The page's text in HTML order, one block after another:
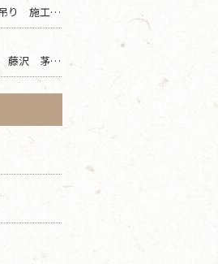
エアコン取り付け 天吊り 施工事例 海老名 厚木 大和 綾瀬 エリア
防犯カメラの現地調査 藤沢 茅ヶ崎 平塚 寒川 エリア